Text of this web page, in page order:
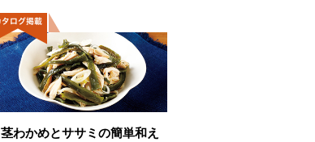
茎わかめとササミの簡単和え